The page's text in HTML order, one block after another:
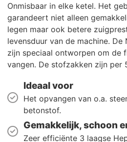
Onmisbaar in elke ketel. Het
garandeert niet alleen
legen maar ook betere
levensduur van de machine.
zijn speciaal ontworpen om de
vangen. De stofzakken zijn per
Ideaal voor
Het opvangen van o.a.
betonstof.
Gemakkelijk, schoon
Zeer efficiënte 3 laagse